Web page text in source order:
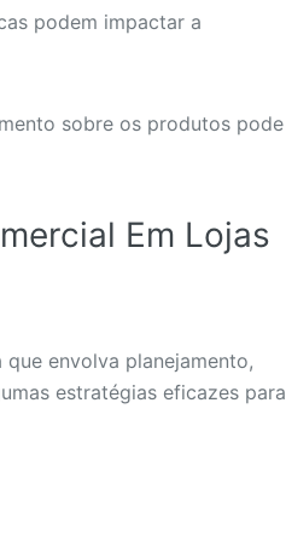
podem impactar a
sobre os produtos pode
Em Lojas
envolva planejamento,
estratégias eficazes para